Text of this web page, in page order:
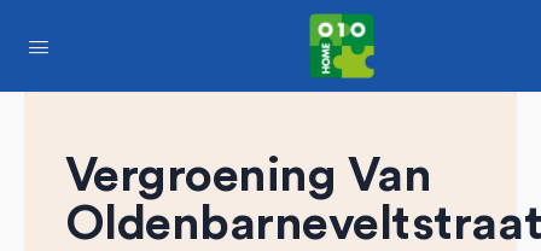
Vergroening Van